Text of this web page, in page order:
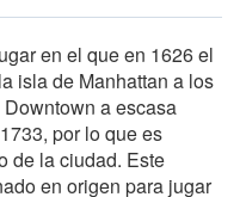
en el que en 1626 el
isla de Manhattan a los
a escasa
por lo que es
de la ciudad. Este
en origen para jugar